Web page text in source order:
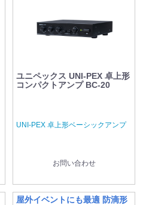
ユニペックス UNI-PEX 卓上形
コンパクトアンプ BC-20
UNI-PEX 卓上形ベーシックアンプ
お問い合わせ
屋外イベントにも最適 防滴形